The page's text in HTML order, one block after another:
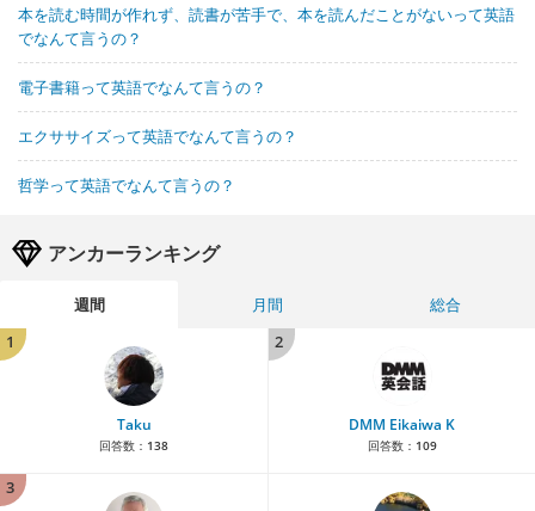
本を読む時間が作れず、読書が苦手で、本を読んだことがないって英語
でなんて言うの？
電子書籍って英語でなんて言うの？
エクササイズって英語でなんて言うの？
哲学って英語でなんて言うの？
アンカーランキング
週間 月間
総合
1
Taku
回答数： 138
2
DMM Eikaiwa K
回答数： 109
3